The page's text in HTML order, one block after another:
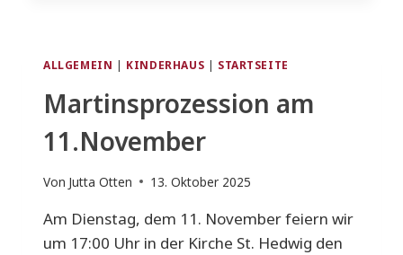
ALLGEMEIN | KINDERHAUS | STARTSEITE
Martinsprozession am
11.November
Von Jutta Otten 13. Oktober 2025
Am Dienstag, dem 11. November feiern wir
um 17:00 Uhr in der Kirche St. Hedwig den